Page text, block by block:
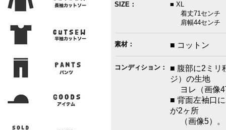
SIZE：
■ XL
着丈71センチ
肩幅44センチ
素材： ■ コットン
コンディション：
■ 腹部に2ミリ
ジ）の生地
ヨレ（画像4
■ 背面左袖口
が2ヶ所
（画像5）。